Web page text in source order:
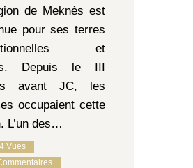
de Meknès est
pour ses terres
et
Depuis le III
avant JC, les
occupaient cette
L’un des…
Vues